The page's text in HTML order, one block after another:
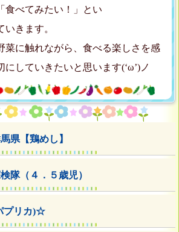
食べてみたい！」とい
いきます。
菜に触れながら、食べる楽しさを感
にしていきたいと思います(‘ω’)ノ
県【鶏めし】
隊（４．５歳児）
プリカ)☆